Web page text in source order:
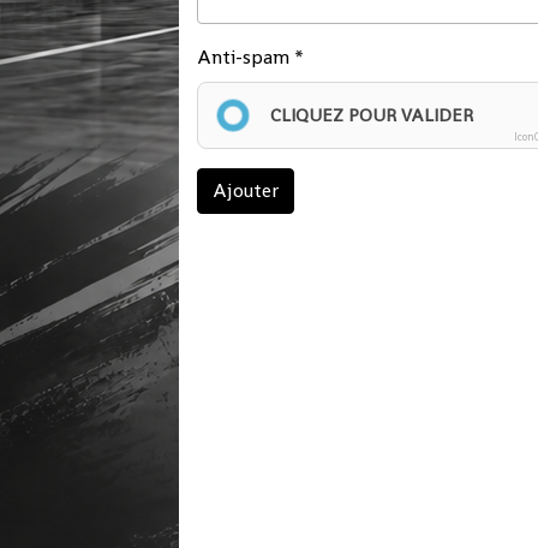
Anti-spam
CLIQUEZ POUR VALIDER
Ajouter